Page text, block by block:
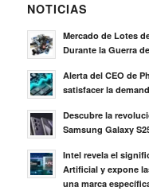
NOTICIAS
Mercado de Lotes
Durante la Guerra
Alerta del CEO de
satisfacer la
Descubre la
Samsung Galaxy
Intel revela el
Artificial y expone
una marca